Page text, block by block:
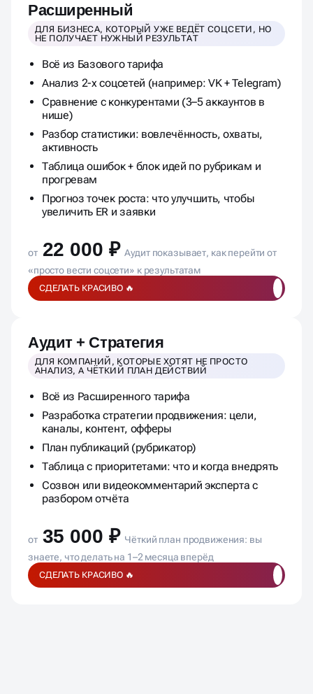
Расширенный
ДЛЯ БИЗНЕСА, КОТОРЫЙ УЖЕ ВЕДЁТ СОЦСЕТИ, НО
НЕ ПОЛУЧАЕТ НУЖНЫЙ РЕЗУЛЬТАТ
Всё из Базового тарифа
Анализ 2-х соцсетей (например: VK + Telegram)
Сравнение с конкурентами (3–5 аккаунтов в
нише)
Разбор статистики: вовлечённость, охваты,
активность
Таблица ошибок + блок идей по рубрикам и
прогревам
Прогноз точек роста: что улучшить, чтобы
увеличить ER и заявки
от 22 000 ₽ Аудит показывает, как перейти от
«просто вести соцсети» к результатам
СДЕЛАТЬ КРАСИВО 🔥
Аудит + Стратегия
ДЛЯ КОМПАНИЙ, КОТОРЫЕ ХОТЯТ НЕ ПРОСТО
АНАЛИЗ, А ЧЁТКИЙ ПЛАН ДЕЙСТВИЙ
Всё из Расширенного тарифа
Разработка стратегии продвижения: цели,
каналы, контент, офферы
План публикаций (рубрикатор)
Таблица с приоритетами: что и когда внедрять
Созвон или видеокомментарий эксперта с
разбором отчёта
от 35 000 ₽ Чёткий план продвижения: вы
знаете, что делать на 1–2 месяца вперёд
СДЕЛАТЬ КРАСИВО 🔥